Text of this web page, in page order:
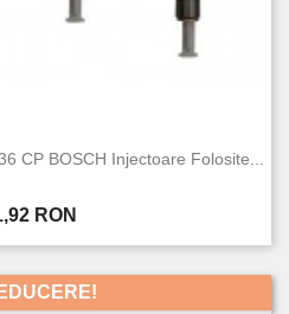
CP BOSCH Injectoare Folosite...
RON